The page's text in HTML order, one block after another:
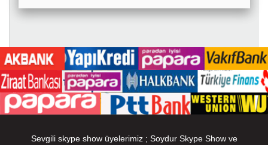
Sevgili skype show üyelerimiz ; Soydur Skype Show ve